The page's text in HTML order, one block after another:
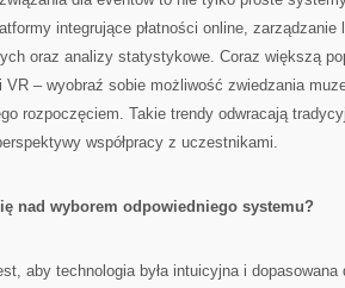
integrujące płatności online, zarządzanie
oraz analizy statystykowe. Coraz większą
VR – wyobraź sobie możliwość zwiedzania
rozpoczęciem. Takie trendy odwracają
współpracy z uczestnikami.
nad wyborem odpowiedniego systemu?
aby technologia była intuicyjna i